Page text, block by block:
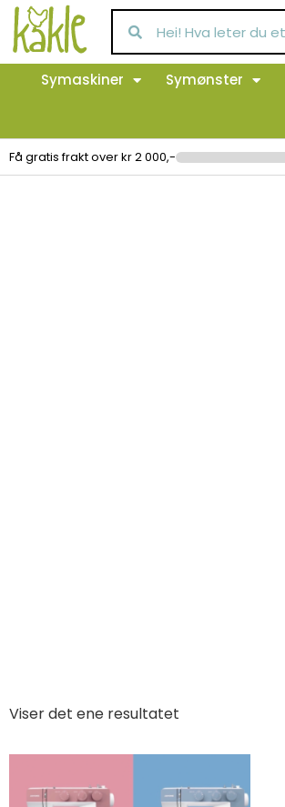
Symaskiner Symønster
Få gratis frakt over kr 2 000,-
Viser det ene resultatet